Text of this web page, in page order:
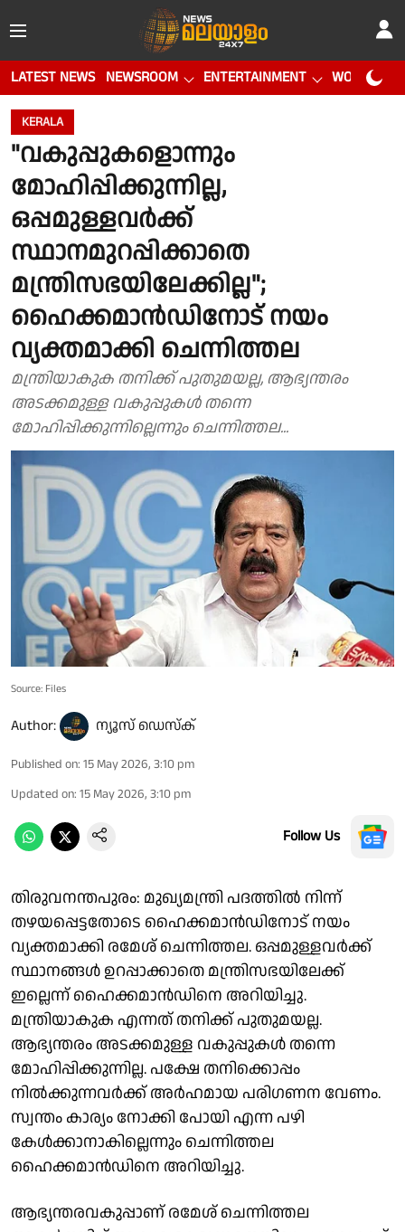
LATEST NEWS NEWSROOM ENTERTAINMENT WORLD CUP
KERALA
"വകുപ്പുകളൊന്നും
മോഹിപ്പിക്കുന്നില്ല,
ഒപ്പമുള്ളവർക്ക്
സ്ഥാനമുറപ്പിക്കാതെ
മന്ത്രിസഭയിലേക്കില്ല";
ഹൈക്കമാന്‍ഡിനോട് നയം
വ്യക്തമാക്കി ചെന്നിത്തല
മന്ത്രിയാകുക തനിക്ക് പുതുമയല്ല, ആഭ്യന്തരം
അടക്കമുള്ള വകുപ്പുകള്‍ തന്നെ
മോഹിപ്പിക്കുന്നില്ലെന്നും ചെന്നിത്തല...
Source: Files
Author: ന്യൂസ് ഡെസ്ക്
Published on: 15 May 2026, 3:10 pm
Updated on: 15 May 2026, 3:10 pm
Follow Us
തിരുവനന്തപുരം: മുഖ്യമന്ത്രി പദത്തിൽ നിന്ന്
തഴയപ്പെട്ടതോടെ ഹൈക്കമാന്‍ഡിനോട് നയം
വ്യക്തമാക്കി രമേശ് ചെന്നിത്തല. ഒപ്പമുള്ളവർക്ക്
സ്ഥാനങ്ങൾ ഉറപ്പാക്കാതെ മന്ത്രിസഭയിലേക്ക്
ഇല്ലെന്ന് ഹൈക്കമാൻഡിനെ അറിയിച്ചു.
മന്ത്രിയാകുക എന്നത് തനിക്ക് പുതുമയല്ല.
ആഭ്യന്തരം അടക്കമുള്ള വകുപ്പുകള്‍ തന്നെ
മോഹിപ്പിക്കുന്നില്ല. പക്ഷേ തനിക്കൊപ്പം
നില്‍ക്കുന്നവര്‍ക്ക് അര്‍ഹമായ പരിഗണന വേണം.
സ്വന്തം കാര്യം നോക്കി പോയി എന്ന പഴി
കേള്‍ക്കാനാകില്ലെന്നും ചെന്നിത്തല
ഹൈക്കമാന്‍ഡിനെ അറിയിച്ചു.
ആഭ്യന്തരവകുപ്പാണ് രമേശ് ചെന്നിത്തല